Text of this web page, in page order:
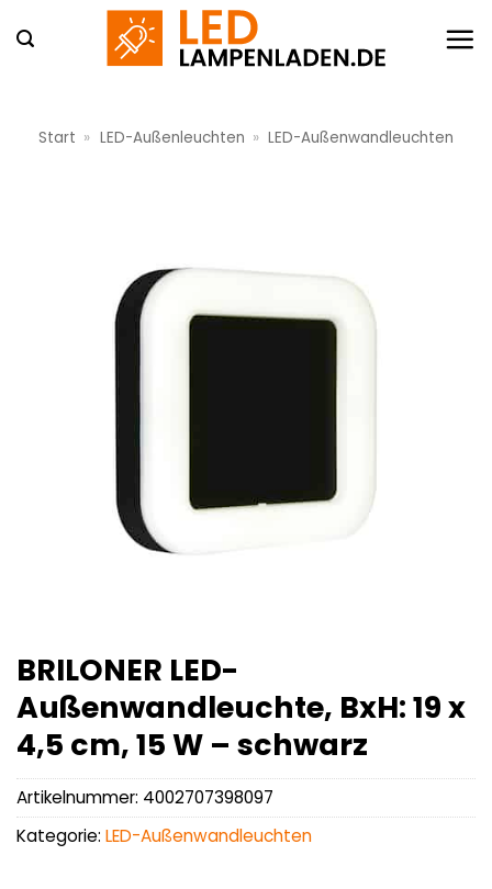
Inhalt
Start » LED-Außenleuchten » LED-Außenwandleuchten
BRILONER LED-
Außenwandleuchte, BxH: 19 x
4,5 cm, 15 W – schwarz
Artikelnummer: 4002707398097
Kategorie: LED-Außenwandleuchten